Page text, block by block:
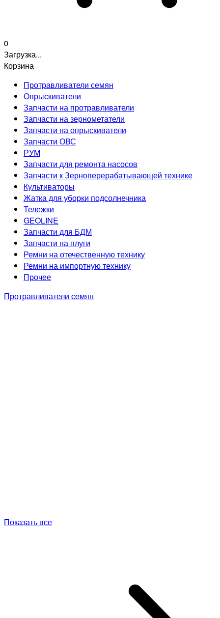
0
Загрузка...
Корзина
Протравливатели семян
Опрыскиватели
Запчасти на протравливатели
Запчасти на зернометатели
Запчасти на опрыскиватели
Запчасти ОВС
РУМ
Запчасти для ремонта насосов
Запчасти к Зерноперерабатывающей технике
Культиваторы
Жатка для уборки подсолнечника
Тележки
GEOLINE
Запчасти для БДМ
Запчасти на плуги
Ремни на отечественную технику
Ремни на импортную технику
Прочее
Протравливатели семян
Показать все